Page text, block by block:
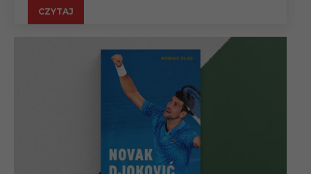
CZYTAJ